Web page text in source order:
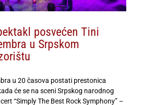
posvećen Tini
u Srpskom
u 20 časova postati prestonica
će se na sceni Srpskog narodnog
“Simply The Best Rock Symphony” –